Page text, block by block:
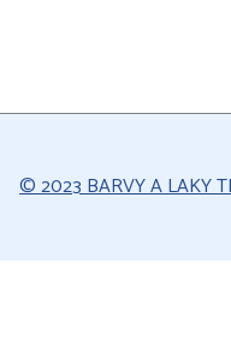
© 2023 BARVY A LAKY